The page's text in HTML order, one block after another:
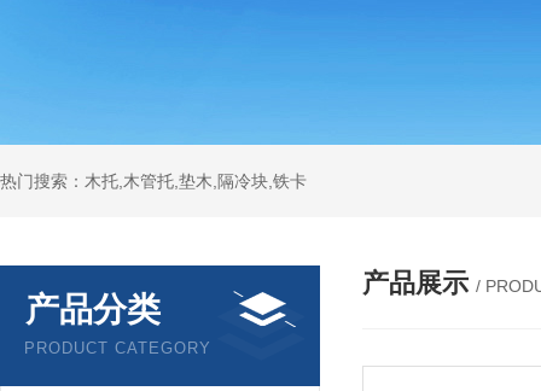
热门搜索：木托,木管托,垫木,隔冷块,铁卡
产品分类
PRODUCT CATEGORY
产品展示 /